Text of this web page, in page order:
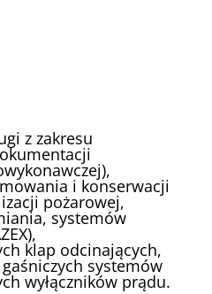
z zakresu
i konserwacji
pożarowej,
systemów
klap odcinających,
systemów
wyłączników prądu.